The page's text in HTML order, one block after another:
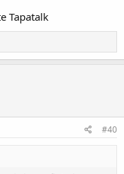
Tapatalk
#40